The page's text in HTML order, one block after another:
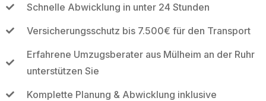
Schnelle Abwicklung in unter 24 Stunden
Versicherungsschutz bis 7.500€ für den Transport
Erfahrene Umzugsberater aus Mülheim an der Ruhr
unterstützen Sie
Komplette Planung & Abwicklung inklusive